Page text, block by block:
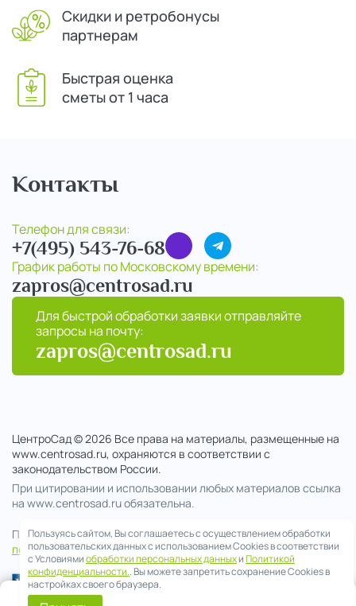
Скидки и ретробонусы
партнерам
Быстрая оценка
сметы от 1 часа
Контакты
Телефон для связи:
+7(495) 543-76-68
График работы по Московскому времени:
zapros@centrosad.ru
Для быстрой обработки заявки отправляйте
запросы на почту:
zapros@centrosad.ru
ЦентроСад © 2026 Все права на материалы, размещенные на
www.centrosad.ru, охраняются в соответствии с
законодательством России.
При цитировании и использовании любых материалов ссылка
на www.centrosad.ru обязательна.
Продолжая посещение сайта , вы соглашаетесь на обработку
персональных данных
Пользуясь сайтом, Вы соглашаетесь с осуществлением обработки
пользовательских данных с использованием Cookies в соответствии
с Условиямиобработки персональных данныхиПолитикой
конфиденциальности.. Вы можете запретить сохранение Cookies в
настройках своего браузера.